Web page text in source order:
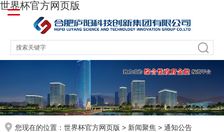
世界杯官方网页版
您现在的位置： 世界杯官方网页版 > 新闻聚焦 > 通知公告